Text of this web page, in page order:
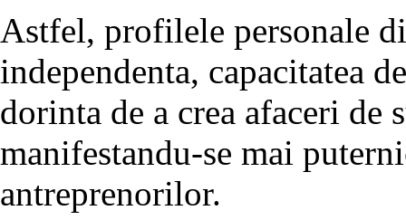
Astfel, profilele personale
independenta, capacitatea
dorinta de a crea afaceri de
manifestandu-se mai
antreprenorilor.